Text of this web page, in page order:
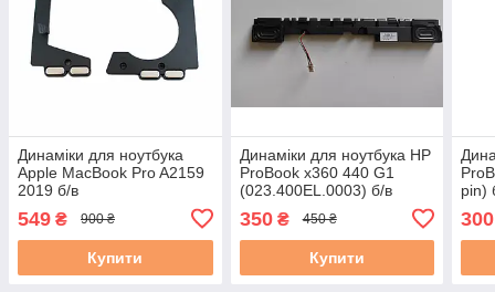
Динаміки для ноутбука
Apple MacBook Pro A2159
2019 б/в
549 ₴ 900 ₴
Купити
Динаміки для ноутбука HP
ProBook x360 440 G1
(023.400EL.0003) б/в
350₴ 450 ₴
Купити
pin)
300